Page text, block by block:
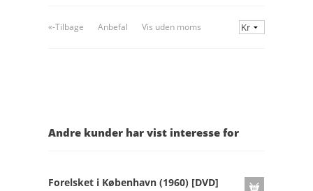
«-Tilbage Anbefal Vis uden moms
Andre kunder har vist interesse for
Forelsket i København (1960) [DVD]